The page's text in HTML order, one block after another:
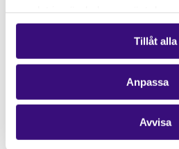
Tillåt alla
Anpassa
Avvisa
Women Hold Up the Sky tells the story
affected by mining and other forms of
South Africa, Uganda and the
(DRC) are deeply engaged in
lives.